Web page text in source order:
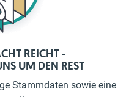
REICHT -
UM DEN REST
Stammdaten sowie eine